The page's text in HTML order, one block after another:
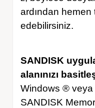
ardından hemen
edebilirsiniz.
SANDISK
alanınızı
Windows ® veya
SANDISK